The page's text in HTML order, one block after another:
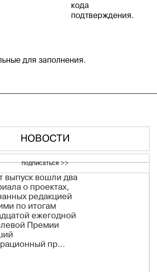
кода
подтверждения.
для заполнения.
НОВОСТИ
подписаться >>
выпуск вошли два
о проектах,
редакцией
по итогам
ежегодной
Премии
пр...